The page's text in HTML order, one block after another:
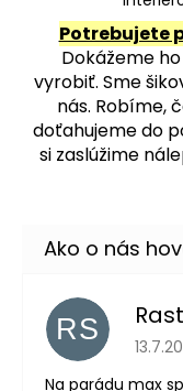
Potrebujete
Dokážeme
vyrobiť. Sme
nás. Robíme,
doťahujeme do
si zaslúžime
RS
Na parádu max